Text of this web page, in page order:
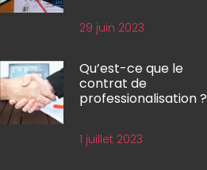
29 juin 2023
Qu’est-ce que le
contrat de
professionalisation ?
1 juillet 2023